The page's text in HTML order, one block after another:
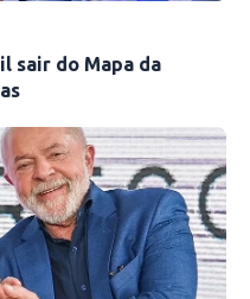
sair do Mapa da